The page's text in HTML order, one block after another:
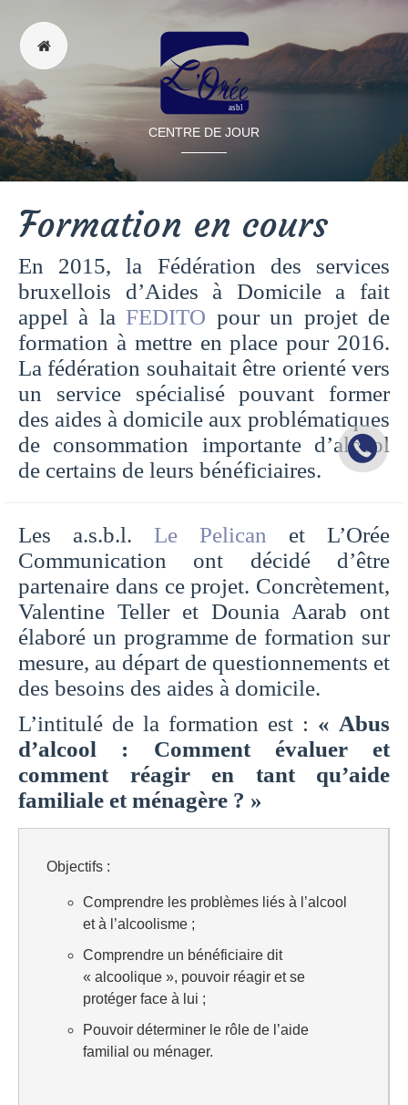
CENTRE DE JOUR
Formation en cours
En 2015, la Fédération des services
bruxellois d’Aides à Domicile a fait
appel à laFEDITO pour un projet de
formation à mettre en place pour 2016.
La fédération souhaitait être orienté vers
un service spécialisé pouvant former
des aides à domicile aux problématiques
de consommation importante d’alcool
de certains de leurs bénéficiaires.
Les a.s.b.l. Le Pelican et L’Orée
Communication ont décidé d’être
partenaire dans ce projet. Concrètement,
Valentine Teller et Dounia Aarab ont
élaboré un programme de formation sur
mesure, au départ de questionnements et
des besoins des aides à domicile.
L’intitulé de la formation est : « Abus
d’alcool : Comment évaluer et
comment réagir en tant qu’aide
familiale et ménagère ? »
Objectifs :
Comprendre les problèmes liés à l’alcool
et à l’alcoolisme ;
Comprendre un bénéficiaire dit
« alcoolique », pouvoir réagir et se
protéger face à lui ;
Pouvoir déterminer le rôle de l’aide
familial ou ménager.